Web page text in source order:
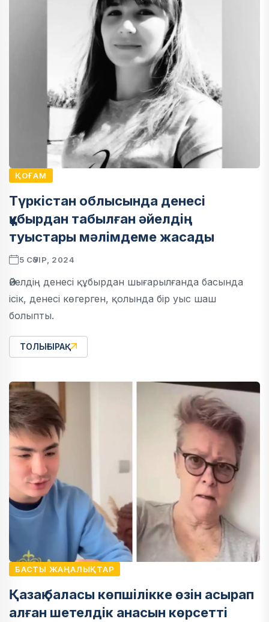
ҚОҒАМ
Түркістан облысында денесі
құбырдан табылған әйелдің
туыстары мәлімдеме жасады
5 СӘУІР, 2024
Әйелдің денесі құбырдан шығарылғанда басында
ісік, денесі көгерген, қолында бір уыс шаш
болыпты.
ТОЛЫҒЫРАҚ
БАСТЫ ЖАҢАЛЫҚТАР
Қазақ баласы көпшілікке өзін асырап
алған шетелдік анасын көрсетті